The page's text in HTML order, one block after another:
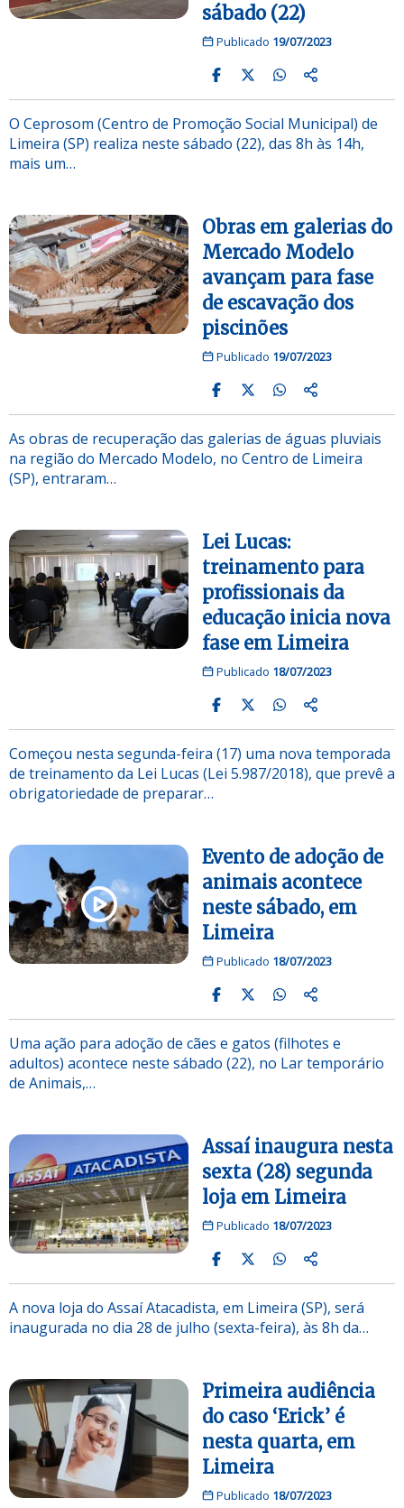
sábado (22)
Publicado 19/07/2023
O Ceprosom (Centro de Promoção Social Municipal) de
Limeira (SP) realiza neste sábado (22), das 8h às 14h,
mais um…
Obras em galerias do
Mercado Modelo
avançam para fase
de escavação dos
piscinões
Publicado 19/07/2023
As obras de recuperação das galerias de águas pluviais
na região do Mercado Modelo, no Centro de Limeira
(SP), entraram…
Lei Lucas:
treinamento para
profissionais da
educação inicia nova
fase em Limeira
Publicado 18/07/2023
Começou nesta segunda-feira (17) uma nova temporada
de treinamento da Lei Lucas (Lei 5.987/2018), que prevê a
obrigatoriedade de preparar…
Evento de adoção de
animais acontece
neste sábado, em
Limeira
Publicado 18/07/2023
Uma ação para adoção de cães e gatos (filhotes e
adultos) acontece neste sábado (22), no Lar temporário
de Animais,…
Assaí inaugura nesta
sexta (28) segunda
loja em Limeira
Publicado 18/07/2023
A nova loja do Assaí Atacadista, em Limeira (SP), será
inaugurada no dia 28 de julho (sexta-feira), às 8h da…
Primeira audiência
do caso ‘Erick’ é
nesta quarta, em
Limeira
Publicado 18/07/2023